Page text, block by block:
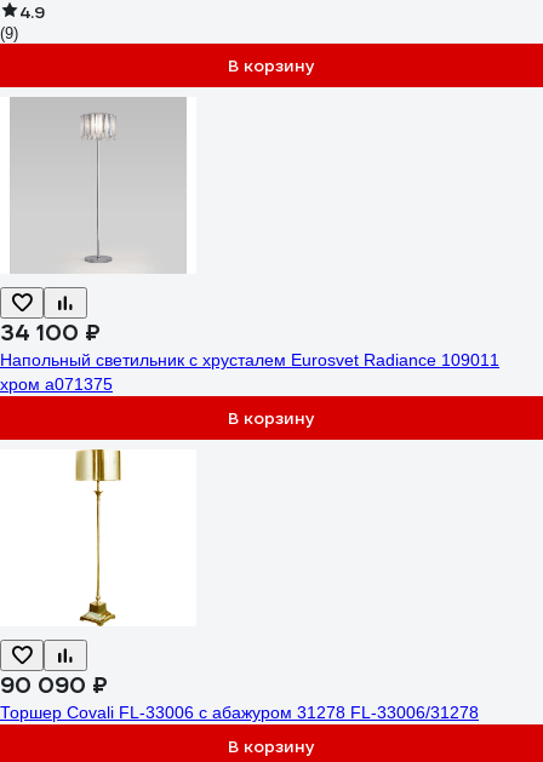
4.9
(9)
В корзину
34 100 ₽
Напольный светильник с хрусталем Eurosvet Radiance 109011
хром a071375
В корзину
90 090 ₽
Торшер Covali FL-33006 с абажуром 31278 FL-33006/31278
В корзину